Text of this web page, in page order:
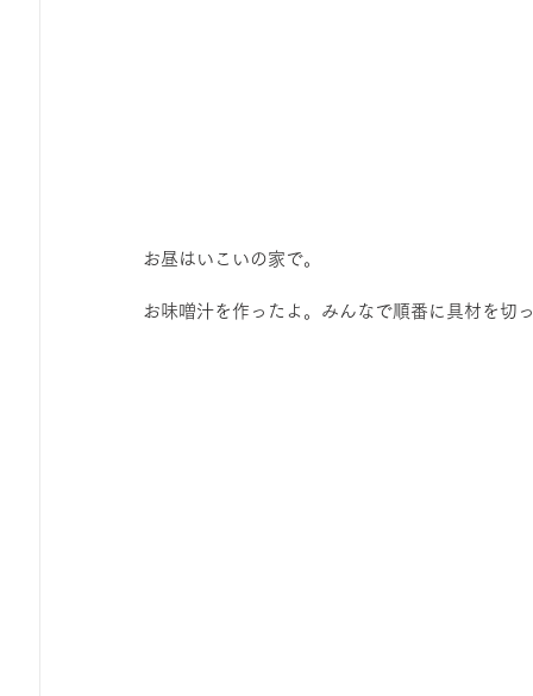
お昼はいこいの家で。
お味噌汁を作ったよ。みんなで順番に具材を切